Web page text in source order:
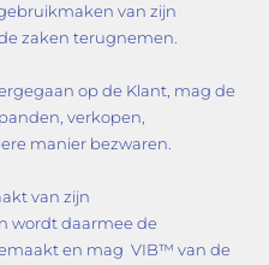
van zijn
zaken terugnemen.
op de Klant, mag de
verkopen,
manier bezwaren.
van zijn
wordt daarmee de
en mag VIB™ van de